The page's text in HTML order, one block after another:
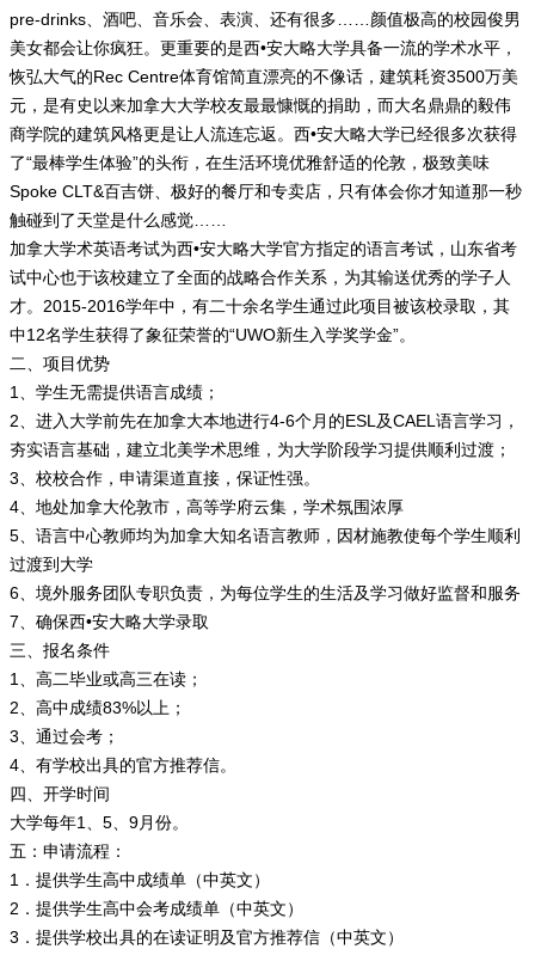
pre-drinks、酒吧、音乐会、表演、还有很多……颜值极高的校园俊男
美女都会让你疯狂。更重要的是西•安大略大学具备一流的学术水平，
恢弘大气的Rec Centre体育馆简直漂亮的不像话，建筑耗资3500万美
元，是有史以来加拿大大学校友最最慷慨的捐助，而大名鼎鼎的毅伟
商学院的建筑风格更是让人流连忘返。西•安大略大学已经很多次获得
了“最棒学生体验”的头衔，在生活环境优雅舒适的伦敦，极致美味
Spoke CLT&百吉饼、极好的餐厅和专卖店，只有体会你才知道那一秒
触碰到了天堂是什么感觉……
加拿大学术英语考试为西•安大略大学官方指定的语言考试，山东省考
试中心也于该校建立了全面的战略合作关系，为其输送优秀的学子人
才。2015-2016学年中，有二十余名学生通过此项目被该校录取，其
中12名学生获得了象征荣誉的“UWO新生入学奖学金”。
二、项目优势
1、学生无需提供语言成绩；
2、进入大学前先在加拿大本地进行4-6个月的ESL及CAEL语言学习，
夯实语言基础，建立北美学术思维，为大学阶段学习提供顺利过渡；
3、校校合作，申请渠道直接，保证性强。
4、地处加拿大伦敦市，高等学府云集，学术氛围浓厚
5、语言中心教师均为加拿大知名语言教师，因材施教使每个学生顺利
过渡到大学
6、境外服务团队专职负责，为每位学生的生活及学习做好监督和服务
7、确保西•安大略大学录取
三、报名条件
1、高二毕业或高三在读；
2、高中成绩83%以上；
3、通过会考；
4、有学校出具的官方推荐信。
四、开学时间
大学每年1、5、9月份。
五：申请流程：
1．提供学生高中成绩单（中英文）
2．提供学生高中会考成绩单（中英文）
3．提供学校出具的在读证明及官方推荐信（中英文）